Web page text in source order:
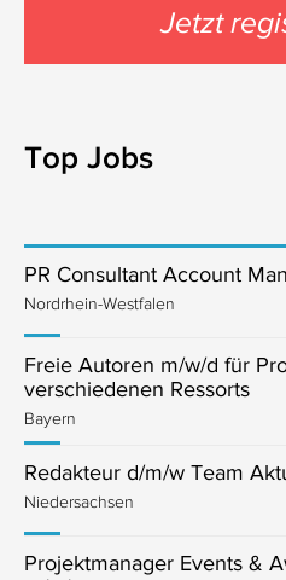
Jetzt
Top Jobs
PR Consultant Account
Nordrhein-Westfalen
Freie Autoren m/w/d für
verschiedenen Ressorts
Bayern
Redakteur d/m/w Team
Niedersachsen
Projektmanager Events &